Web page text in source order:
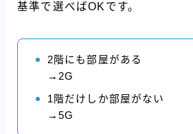
基準で選べばOKです。
2階にも部屋がある
→2G
1階だけしか部屋がない
→5G